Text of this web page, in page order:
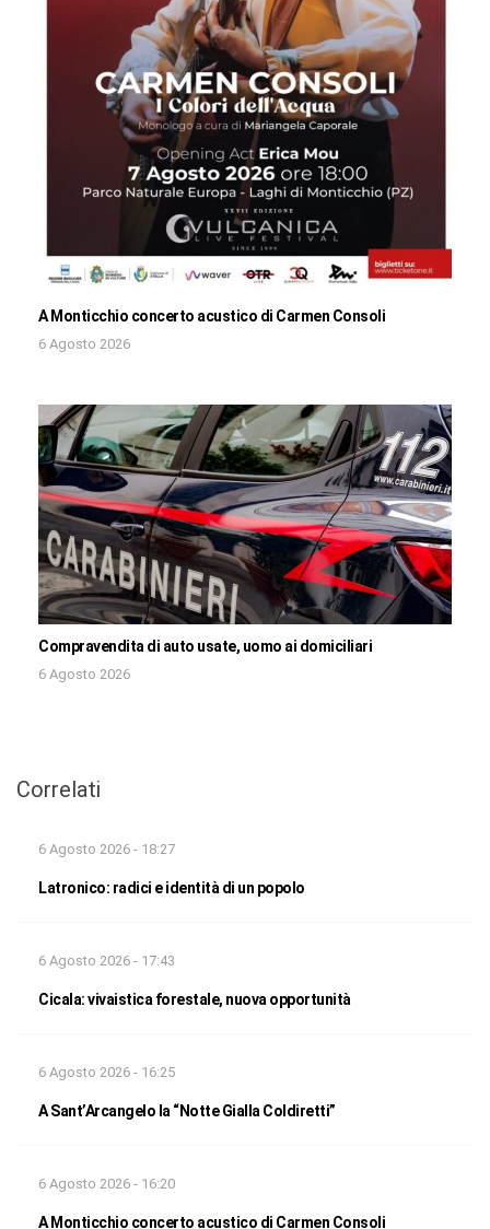
A Monticchio concerto acustico di Carmen Consoli
6 Agosto 2026
Compravendita di auto usate, uomo ai domiciliari
6 Agosto 2026
Correlati
6 Agosto 2026 - 18:27
Latronico: radici e identità di un popolo
6 Agosto 2026 - 17:43
Cicala: vivaistica forestale, nuova opportunità
6 Agosto 2026 - 16:25
A Sant’Arcangelo la “Notte Gialla Coldiretti”
6 Agosto 2026 - 16:20
A Monticchio concerto acustico di Carmen Consoli